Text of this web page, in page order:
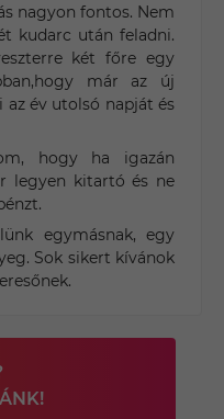
nagyon fontos. Nem
kudarc után feladni.
két főre egy
már az új
év utolsó napját és
hogy ha igazán
legyen kitartó és ne
egymásnak, egy
Sok sikert kívánok